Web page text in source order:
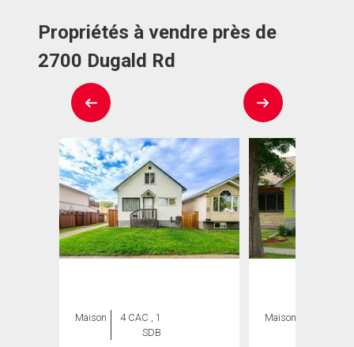
Propriétés à vendre près de
2700 Dugald Rd
Maison
4 CAC , 1
SDB
Maison